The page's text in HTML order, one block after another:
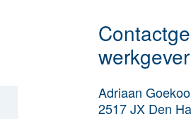
werkgever
Adriaan
2517 JX Den